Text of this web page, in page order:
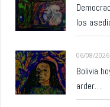
los
06/08/2026
Bolivia
arder…